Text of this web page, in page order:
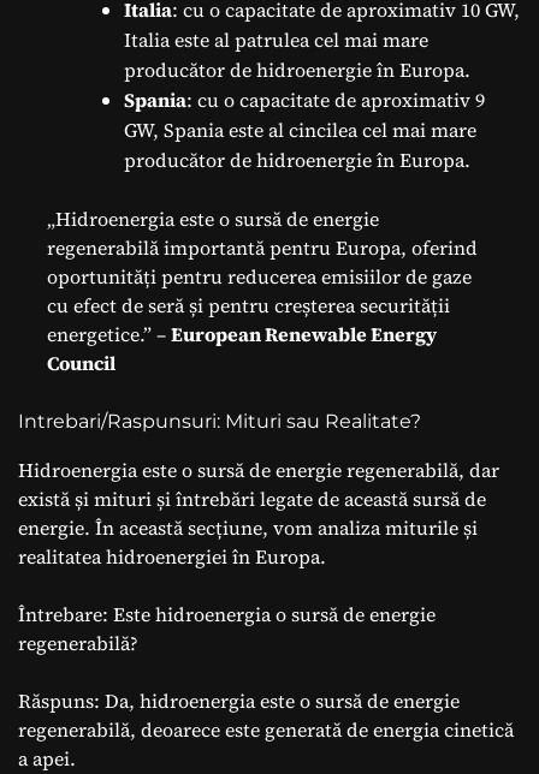
Italia: cu o capacitate de aproximativ 10 GW,
Italia este al patrulea cel mai mare
producător de hidroenergie în Europa.
Spania: cu o capacitate de aproximativ 9
GW, Spania este al cincilea cel mai mare
producător de hidroenergie în Europa.
„Hidroenergia este o sursă de energie
regenerabilă importantă pentru Europa, oferind
oportunități pentru reducerea emisiilor de gaze
cu efect de seră și pentru creșterea securității
energetice.” –European Renewable Energy
Council
Intrebari/Raspunsuri: Mituri sau Realitate?
Hidroenergia este o sursă de energie regenerabilă, dar
există și mituri și întrebări legate de această sursă de
energie. În această secțiune, vom analiza miturile și
realitatea hidroenergiei în Europa.
Întrebare: Este hidroenergia o sursă de energie
regenerabilă?
Răspuns: Da, hidroenergia este o sursă de energie
regenerabilă, deoarece este generată de energia cinetică
a apei.